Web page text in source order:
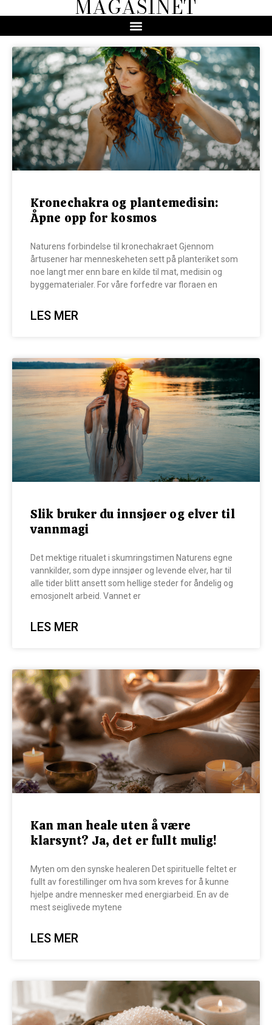
MAGASINET
Kronechakra og plantemedisin:
Åpne opp for kosmos
Naturens forbindelse til kronechakraet Gjennom
årtusener har menneskeheten sett på planteriket som
noe langt mer enn bare en kilde til mat, medisin og
byggematerialer. For våre forfedre var floraen en
LES MER
Slik bruker du innsjøer og elver til
vannmagi
Det mektige ritualet i skumringstimen Naturens egne
vannkilder, som dype innsjøer og levende elver, har til
alle tider blitt ansett som hellige steder for åndelig og
emosjonelt arbeid. Vannet er
LES MER
Kan man heale uten å være
klarsynt? Ja, det er fullt mulig!
Myten om den synske healeren Det spirituelle feltet er
fullt av forestillinger om hva som kreves for å kunne
hjelpe andre mennesker med energiarbeid. En av de
mest seiglivede mytene
LES MER